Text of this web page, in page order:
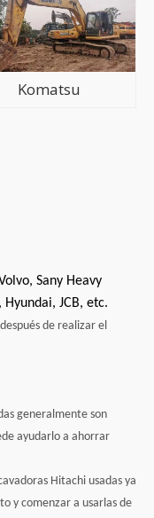
Komatsu
Sany Heavy
JCB, etc.
de realizar el
generalmente son
ayudarlo a ahorrar
Hitachi usadas ya
y comenzar a usarlas de